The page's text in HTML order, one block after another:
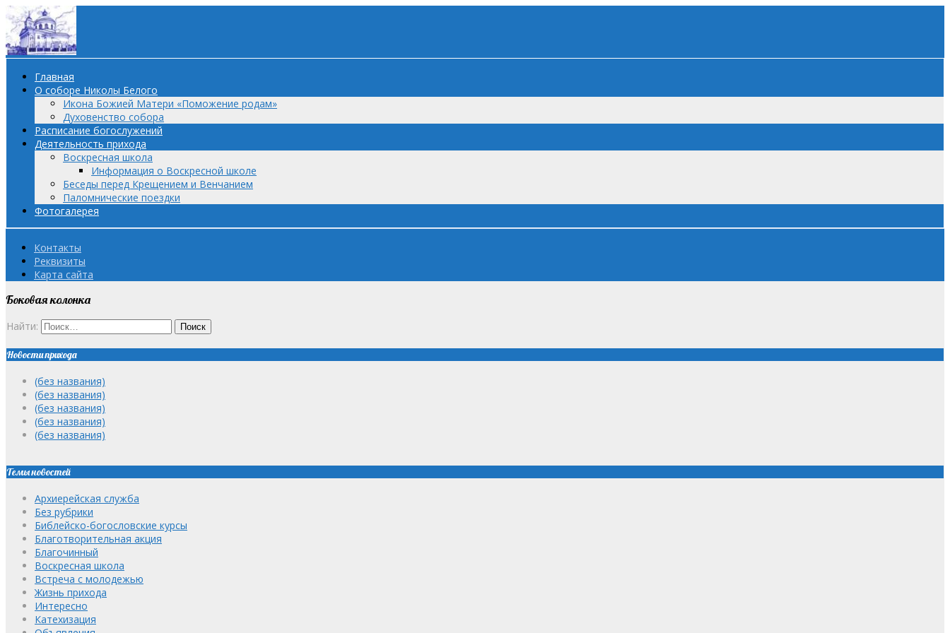
Главная
О соборе Николы Белого
Икона Божией Матери «Поможение родам»
Духовенство собора
Расписание богослужений
Деятельность прихода
Воскресная школа
Информация о Воскресной школе
Беседы перед Крещением и Венчанием
Паломнические поездки
Фотогалерея
Контакты
Реквизиты
Карта сайта
Боковая колонка
Найти:
Новости прихода
(без названия)
(без названия)
(без названия)
(без названия)
(без названия)
Темы новостей
Архиерейская служба
Без рубрики
Библейско-богословские курсы
Благотворительная акция
Благочинный
Воскресная школа
Встреча с молодежью
Жизнь прихода
Интересно
Катехизация